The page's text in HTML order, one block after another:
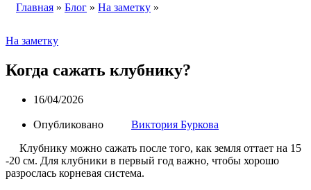
Главная » Блог » На заметку »
На заметку
Когда сажать клубнику?
16/04/2026
Опубликовано
Виктория Буркова
Клубнику можно сажать после того, как земля оттает на 15
-20 см. Для клубники в первый год важно, чтобы хорошо
разрослась корневая система.